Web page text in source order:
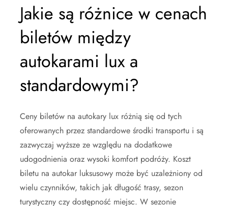
Jakie są różnice w cenach
biletów między
autokarami lux a
standardowymi?
Ceny biletów na autokary lux różnią się od tych
oferowanych przez standardowe środki transportu i są
zazwyczaj wyższe ze względu na dodatkowe
udogodnienia oraz wysoki komfort podróży. Koszt
biletu na autokar luksusowy może być uzależniony od
wielu czynników, takich jak długość trasy, sezon
turystyczny czy dostępność miejsc. W sezonie